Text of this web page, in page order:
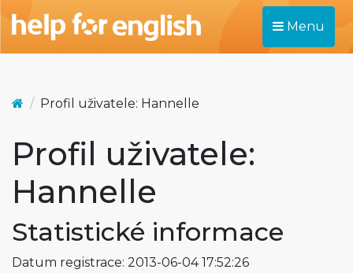
Menu
Profil uživatele: Hannelle
Profil uživatele:
Hannelle
Statistické informace
Datum registrace: 2013-06-04 17:52:26